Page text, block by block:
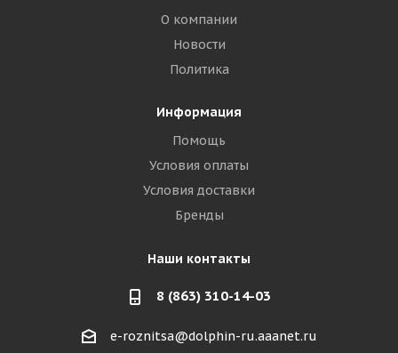
О компании
Новости
Политика
Информация
Помощь
Условия оплаты
Условия доставки
Бренды
Наши контакты
8 (863) 310-14-03
e-roznitsa@dolphin-ru.aaanet.ru